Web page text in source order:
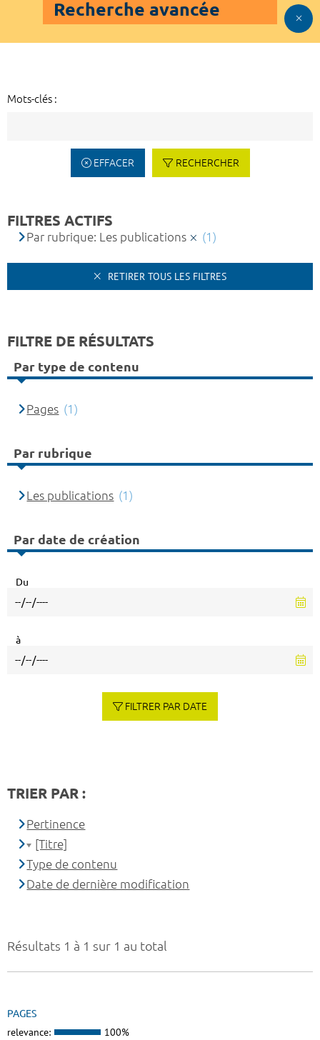
Recherche avancée
Mots-clés :
EFFACER RECHERCHER
Résultats 1 à 1 sur 1 au total
PAGES
relevance: 100%
FILTRES ACTIFS
Par rubrique: Les publications (1)
RETIRER TOUS LES FILTRES
FILTRE DE RÉSULTATS
Par type de contenu
Pages (1)
Par rubrique
Les publications (1)
Par date de création
Du
à
FILTRER PAR DATE
TRIER PAR :
Pertinence
[Titre]
Type de contenu
Date de dernière modification